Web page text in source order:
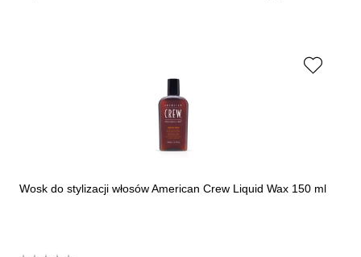
Wosk do stylizacji włosów American Crew Liquid Wax 150 ml